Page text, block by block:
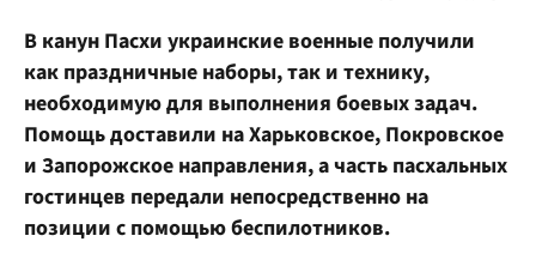
В канун Пасхи украинские военные получили
как праздничные наборы, так и технику,
необходимую для выполнения боевых задач.
Помощь доставили на Харьковское, Покровское
и Запорожское направления, а часть пасхальных
гостинцев передали непосредственно на
позиции с помощью беспилотников.